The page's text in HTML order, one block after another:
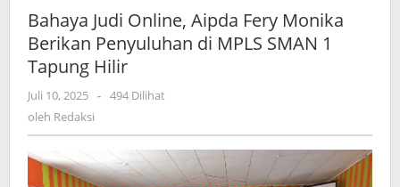
Online,
Aipda
Fery
MPLS
SMAN
1
Bahaya Judi Online, Aipda Fery Monika
Berikan Penyuluhan di MPLS SMAN 1
Tapung Hilir
Juli 10, 2025 oleh
- 494 Dilihat
oleh Redaksi